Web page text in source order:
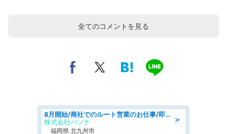
全てのコメントを見る
＞
8月開始/商社でのルート営業のお仕事/即日勤務可/車通勤可/営業
株式会社パソナ
福岡県 北九州市